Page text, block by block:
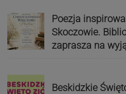
Poezja
Skoczowie.
zaprasza na
Beskidzkie